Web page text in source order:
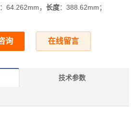
：64.262mm，长度：388.62mm；
询 在线留言
技术参数